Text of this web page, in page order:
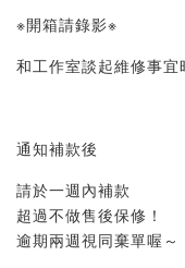
※開箱請錄影※
和工作室談起維修事宜
通知補款後
請於一週內補款
超過不做售後保修！
逾期兩週視同棄單喔～